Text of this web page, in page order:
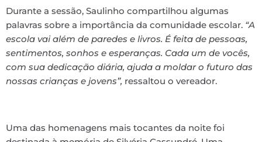
Durante a sessão, Saulinho compartilhou algumas
palavras sobre a importância da comunidade escolar. “A
escola vai além de paredes e livros. É feita de pessoas,
sentimentos, sonhos e esperanças. Cada um de vocês,
com sua dedicação diária, ajuda a moldar o futuro das
nossas crianças e jovens”, ressaltou o vereador.
Uma das homenagens mais tocantes da noite foi